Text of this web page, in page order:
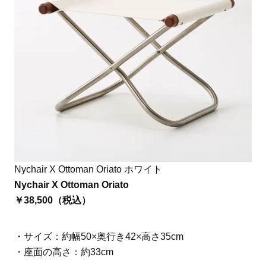
Nychair X Ottoman Oriato ホワイト
Nychair X Ottoman Oriato
￥38,500（税込）
・サイズ：約幅50×奥行き42×高さ35cm
・座面の高さ：約33cm